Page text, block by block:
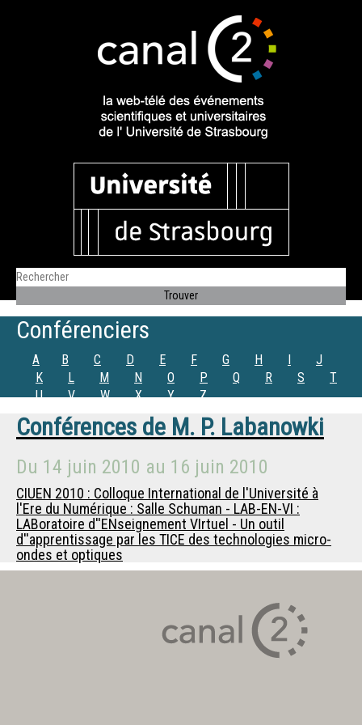
Conférenciers
A B C D E F G H I
J
K
L M N O P Q R S
T
U
V W X Y Z
Conférences de M. P. Labanowki
Du 14 juin 2010 au 16 juin 2010
CIUEN 2010 : Colloque International de l'Université à
l'Ere du Numérique : Salle Schuman - LAB-EN-VI :
LABoratoire d''ENseignement VIrtuel - Un outil
d''apprentissage par les TICE des technologies micro-
ondes et optiques